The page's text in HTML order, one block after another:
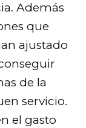
Además
que
ajustado
de la
servicio.
el gasto